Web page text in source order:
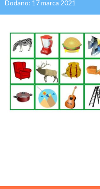
Dodano: 17 marca 2021